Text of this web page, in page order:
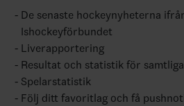
De senaste hockeynyheterna
Ishockeyförbundet
Liverapportering
Resultat och statistik för
Spelarstatistik
Följ ditt favoritlag och få